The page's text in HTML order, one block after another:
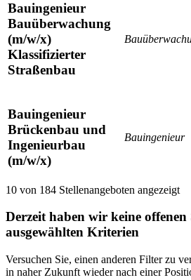
Bauingenieur
Bauüberwachung
(m/w/x)
Klassifizierter
Straßenbau
Bauingenieur
Brückenbau und
Ingenieurbau
(m/w/x)
Bauingenieur
10 von 184 Stellenangeboten angezeigt
Derzeit haben wir keine
ausgewählten Kriterien
Versuchen Sie, einen anderen Filter zu
in naher Zukunft wieder nach einer